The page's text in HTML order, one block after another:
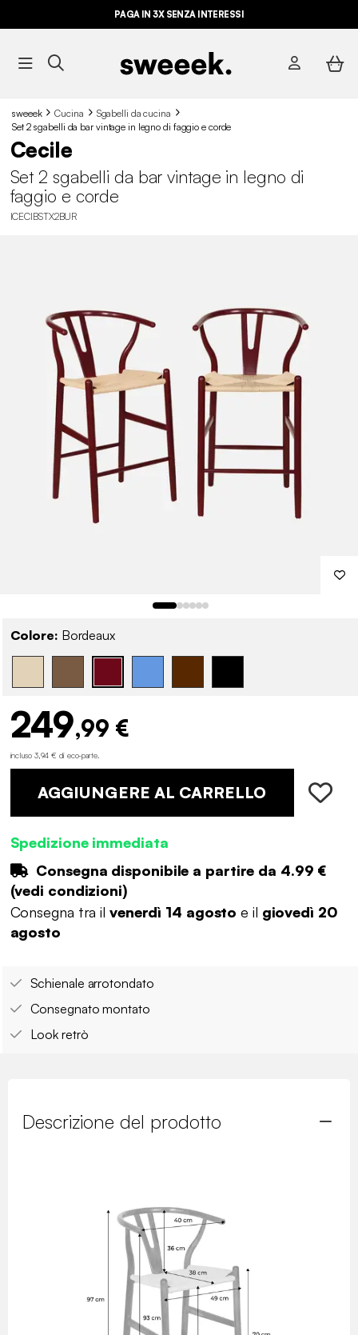
PAGA IN 3X SENZA INTERESSI
sweeek Cucina
Sgabelli da cucina​
Set 2 sgabelli da bar vintage in legno di faggio e corde
Cecile
Set 2 sgabelli da bar vintage in legno di
faggio e corde
ICECIBSTX2BUR
Colore: Bordeaux
249,99 €
incluso 3,94 € di eco-parte.
AGGIUNGERE AL CARRELLO
Spedizione immediata
Consegna disponibile a partire da 4.99 €
(vedi condizioni)
Consegna tra il venerdì 14 agosto e il giovedì 20
agosto
Schienale arrotondato
Consegnato montato
Look retrò
Descrizione del prodotto